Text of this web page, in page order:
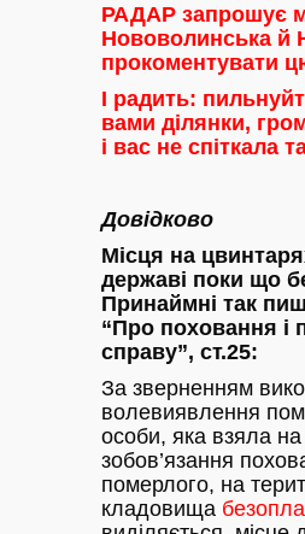
РАДАР запрошує
Нововолинська й
прокоментувати
І радить:
вами ділянки,
і вас не спіткала
Довідково
Місця на
державі поки що
Принаймні так
“Про поховання і
справу”, ст.25:
За зверненням
волевиявлення
особи, яка взяла
зобов’язання
померлого, на
кладовища